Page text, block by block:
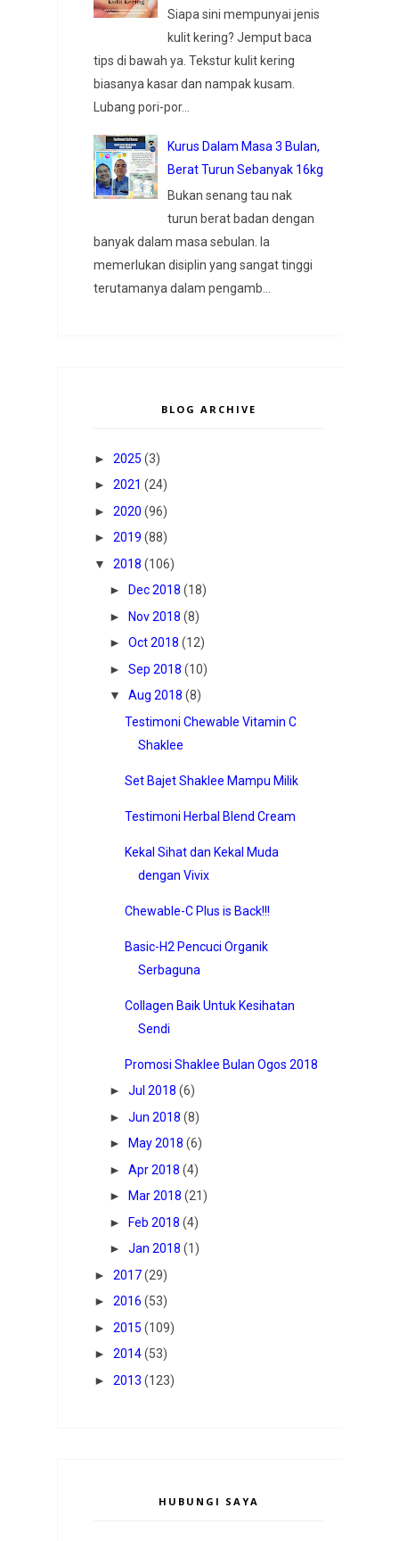
Siapa sini mempunyai jenis
kulit kering? Jemput baca
tips di bawah ya. Tekstur kulit kering
biasanya kasar dan nampak kusam.
Lubang pori-por...
Kurus Dalam Masa 3 Bulan,
Berat Turun Sebanyak 16kg
Bukan senang tau nak
turun berat badan dengan
banyak dalam masa sebulan. Ia
memerlukan disiplin yang sangat tinggi
terutamanya dalam pengamb...
BLOG ARCHIVE
► 2025 (3)
► 2021 (24)
► 2020 (96)
► 2019 (88)
▼
2018 (106)
►
Dec 2018 (18)
►
Nov 2018 (8)
► Oct 2018 (12)
► Sep 2018 (10)
▼
Aug 2018 (8)
Testimoni Chewable Vitamin C
Shaklee
Set Bajet Shaklee Mampu Milik
Testimoni Herbal Blend Cream
Kekal Sihat dan Kekal Muda
dengan Vivix
Chewable-C Plus is Back!!!
Basic-H2 Pencuci Organik
Serbaguna
Collagen Baik Untuk Kesihatan
Sendi
Promosi Shaklee Bulan Ogos 2018
► Jul 2018 (6)
► Jun 2018 (8)
►
May 2018 (6)
► Apr 2018 (4)
►
Mar 2018 (21)
►
Feb 2018 (4)
► Jan 2018 (1)
► 2017(29)
► 2016 (53)
► 2015 (109)
► 2014(53)
► 2013 (123)
HUBUNGI SAYA